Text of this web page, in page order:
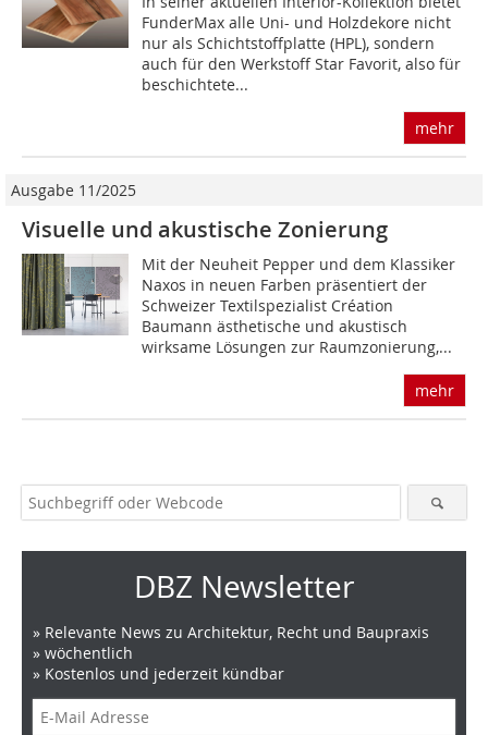
FunderMax alle Uni- und Holzdekore nicht
nur als Schichtstoffplatte (HPL), sondern
auch für den Werkstoff Star Favorit, also für
beschichtete...
mehr
Ausgabe 11/2025
Visuelle und akustische Zonierung
Mit der Neuheit Pepper und dem Klassiker
Naxos in neuen Farben präsentiert der
Schweizer Textilspezialist Création
Baumann ästhetische und akustisch
wirksame Lösungen zur Raumzonierung,...
mehr
DBZ Newsletter
» Relevante News zu Architektur, Recht und Baupraxis
» wöchentlich
» Kostenlos und jederzeit kündbar